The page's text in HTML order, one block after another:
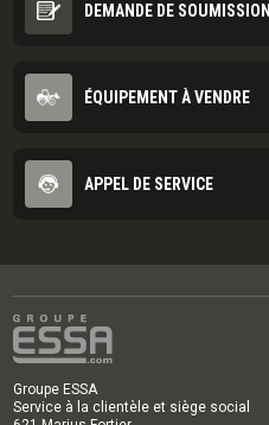
DEMANDE DE SOUMISSION
ÉQUIPEMENT À VENDRE
APPEL DE SERVICE
Groupe ESSA
Service à la clientèle et siège social